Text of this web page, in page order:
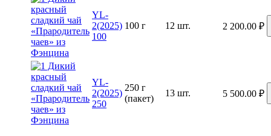
YL-
2(2025)
100
100 г 12 шт. 2 200.00 ₽
YL-
2(2025)
250
250 г
(пакет)
13 шт. 5 500.00 ₽